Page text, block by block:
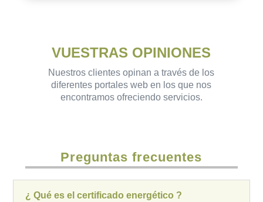
VUESTRAS OPINIONES
Nuestros clientes opinan a través de los
diferentes portales web en los que nos
encontramos ofreciendo servicios.
Preguntas frecuentes
¿ Qué es el certificado energético ?